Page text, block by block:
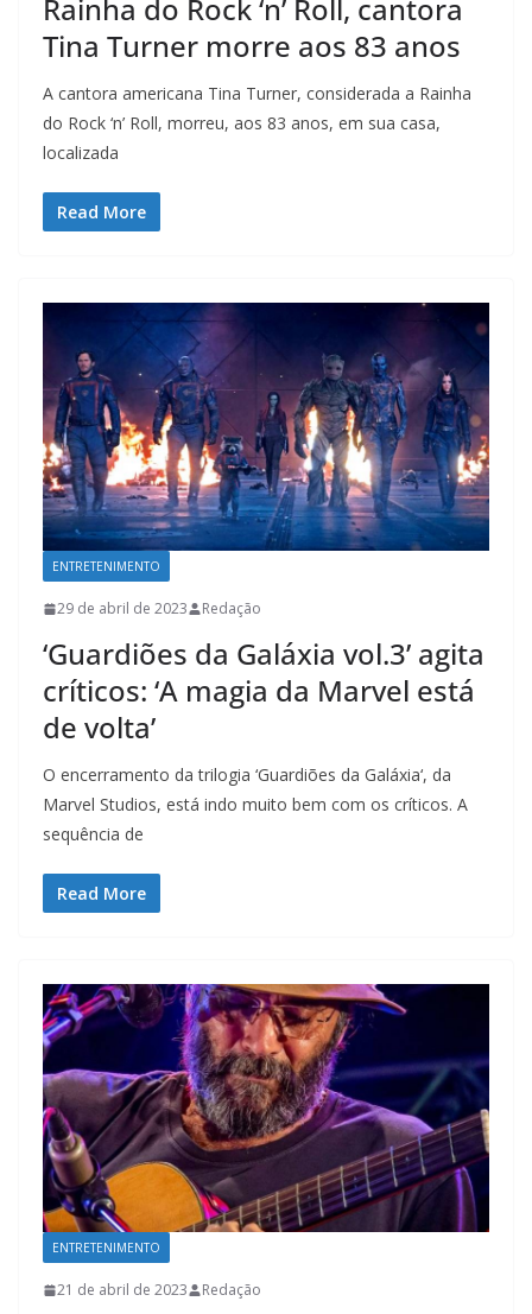
Rainha do Rock ‘n’ Roll, cantora
Tina Turner morre aos 83 anos
A cantora americana Tina Turner, considerada a Rainha
do Rock ‘n’ Roll, morreu, aos 83 anos, em sua casa,
localizada
Read More
ENTRETENIMENTO
29 de abril de 2023 Redação
‘Guardiões da Galáxia vol.3’ agita
críticos: ‘A magia da Marvel está
de volta’
O encerramento da trilogia ‘Guardiões da Galáxia‘, da
Marvel Studios, está indo muito bem com os críticos. A
sequência de
Read More
ENTRETENIMENTO
21 de abril de 2023 Redação